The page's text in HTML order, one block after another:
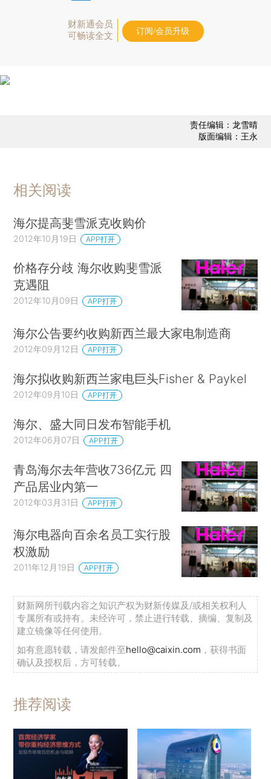
财新通会员
可畅读全文
订阅/会员升级
责任编辑：龙雪晴
版面编辑：王永
相关阅读
海尔提高斐雪派克收购价
2012年10月19日 APP打开
价格存分歧 海尔收购斐雪派
克遇阻
2012年10月09日 APP打开
海尔公告要约收购新西兰最大家电制造商
2012年09月12日 APP打开
海尔拟收购新西兰家电巨头Fisher & Paykel
2012年09月10日 APP打开
海尔、盛大同日发布智能手机
2012年06月07日 APP打开
青岛海尔去年营收736亿元 四
产品居业内第一
2012年03月31日 APP打开
海尔电器向百余名员工实行股
权激励
2011年12月19日 APP打开
财新网所刊载内容之知识产权为财新传媒及/或相关权利人
专属所有或持有。未经许可，禁止进行转载、摘编、复制及
建立镜像等任何使用。
如有意愿转载，请发邮件至hello@caixin.com ，获得书面
确认及授权后，方可转载。
推荐阅读